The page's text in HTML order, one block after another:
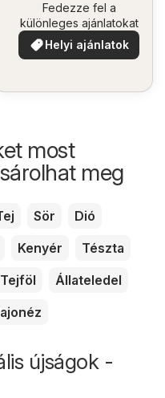
Fedezze fel a
különleges ajánlatokat
Helyi ajánlatok
most
meg
Sör
Dió
Kenyér
Tészta
Tejföl
Állateledel
újságok -